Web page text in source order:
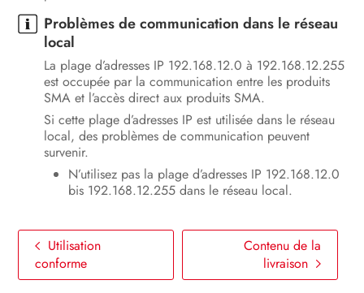
Problèmes de communication dans le réseau
local
La plage d’adresses IP 192.168.12.0 à 192.168.12.255
est occupée par la communication entre les produits
SMA et l’accès direct aux produits SMA.
Si cette plage d’adresses IP est utilisée dans le réseau
local, des problèmes de communication peuvent
survenir.
N’utilisez pas la plage d’adresses IP 192.168.12.0
bis 192.168.12.255 dans le réseau local.
Utilisation
conforme
Contenu de la
livraison